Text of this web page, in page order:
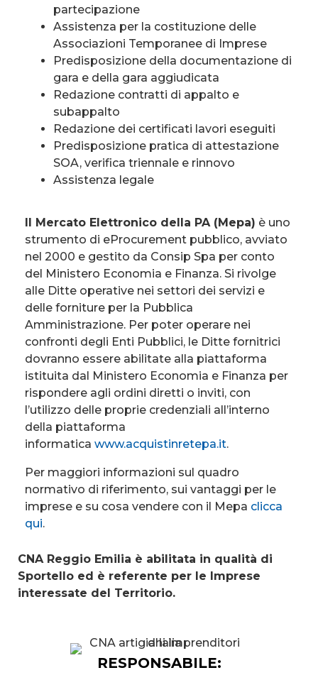
partecipazione
Assistenza per la costituzione delle
Associazioni Temporanee di Imprese
Predisposizione della documentazione di
gara e della gara aggiudicata
Redazione contratti di appalto e
subappalto
Redazione dei certificati lavori eseguiti
Predisposizione pratica di attestazione
SOA, verifica triennale e rinnovo
Assistenza legale
Il Mercato Elettronico della PA (Mepa) è uno
strumento di eProcurement pubblico, avviato
nel 2000 e gestito da Consip Spa per conto
del Ministero Economia e Finanza. Si rivolge
alle Ditte operative nei settori dei servizi e
delle forniture per la Pubblica
Amministrazione. Per poter operare nei
confronti degli Enti Pubblici, le Ditte fornitrici
dovranno essere abilitate alla piattaforma
istituita dal Ministero Economia e Finanza per
rispondere agli ordini diretti o inviti, con
l’utilizzo delle proprie credenziali all’interno
della piattaforma
informatica www.acquistinretepa.it.
Per maggiori informazioni sul quadro
normativo di riferimento, sui vantaggi per le
imprese e su cosa vendere con il Mepa clicca
qui.
CNA Reggio Emilia è abilitata in qualità di
Sportello ed è referente per le Imprese
interessate del Territorio.
RESPONSABILE: